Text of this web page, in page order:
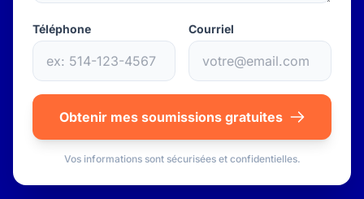
Téléphone Courriel
Obtenir mes soumissions gratuites
Vos informations sont sécurisées et confidentielles.